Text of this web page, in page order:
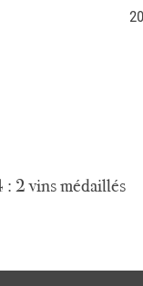
2 vins médaillés